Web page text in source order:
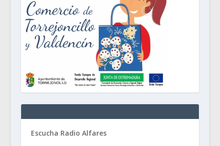
Escucha Radio Alfares